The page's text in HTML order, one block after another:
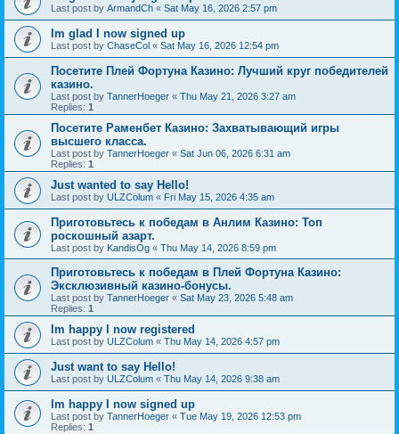
Last post by ArmandCh « Sat May 16, 2026 2:57 pm
Im glad I now signed up
Last post by ChaseCol « Sat May 16, 2026 12:54 pm
Посетите Плей Фортуна Казино: Лучший круг победителей
казино.
Last post by TannerHoeger « Thu May 21, 2026 3:27 am
Replies: 1
Посетите Раменбет Казино: Захватывающий игры
высшего класса.
Last post by TannerHoeger « Sat Jun 06, 2026 6:31 am
Replies: 1
Just wanted to say Hello!
Last post by ULZColum « Fri May 15, 2026 4:35 am
Приготовьтесь к победам в Анлим Казино: Топ
роскошный азарт.
Last post by KandisOg « Thu May 14, 2026 8:59 pm
Приготовьтесь к победам в Плей Фортуна Казино:
Эксклюзивный казино-бонусы.
Last post by TannerHoeger « Sat May 23, 2026 5:48 am
Replies: 1
Im happy I now registered
Last post by ULZColum « Thu May 14, 2026 4:57 pm
Just want to say Hello!
Last post by ULZColum « Thu May 14, 2026 9:38 am
Im happy I now signed up
Last post by TannerHoeger « Tue May 19, 2026 12:53 pm
Replies: 1